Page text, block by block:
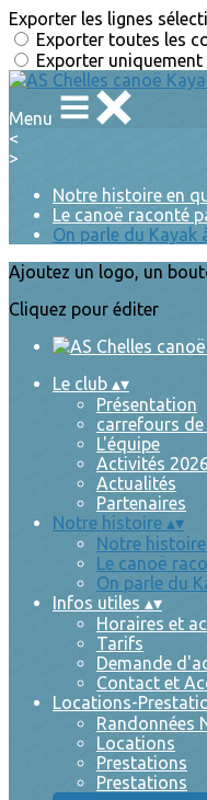
Exporter les lignes
Exporter toutes les
Exporter
Menu
<
>
Notre histoire en
Le canoë raconté
On parle du Kayak
Ajoutez un logo, un
Cliquez pour éditer
Le club ▴▾
Présentation
carrefours
L'équipe
Activités 2026
Actualités
Partenaires
Notre histoire ▴▾
Notre
Le canoë
On parle du
Infos utiles ▴▾
Horaires et
Tarifs
Demande
Contact et
Locations-
Randonnées
Locations
Prestations
Prestations